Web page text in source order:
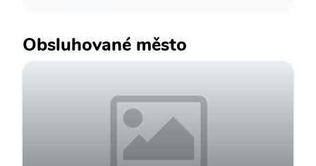
Obsluhované město